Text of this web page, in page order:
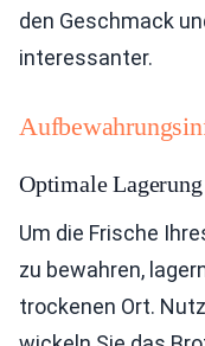
den Geschmack
interessanter.
Optimale
Um die Frische
zu bewahren,
trockenen Ort.